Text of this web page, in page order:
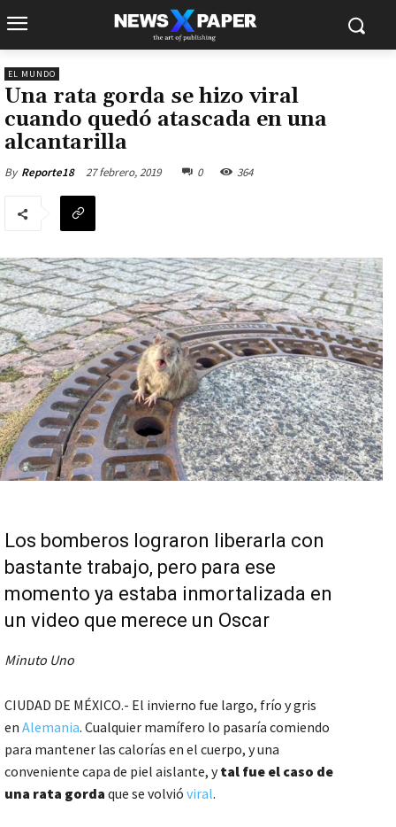
EL MUNDO
Una rata gorda se hizo viral
cuando quedó atascada en una
alcantarilla
By Reporte18 27 febrero, 2019 0 364
Los bomberos lograron liberarla con
bastante trabajo, pero para ese
momento ya estaba inmortalizada en
un video que merece un Oscar
Minuto Uno
CIUDAD DE MÉXICO.- El invierno fue largo, frío y gris
en Alemania. Cualquier mamífero lo pasaría comiendo
para mantener las calorías en el cuerpo, y una
conveniente capa de piel aislante, ytal fue el caso de
una rata gorda que se volvió viral.